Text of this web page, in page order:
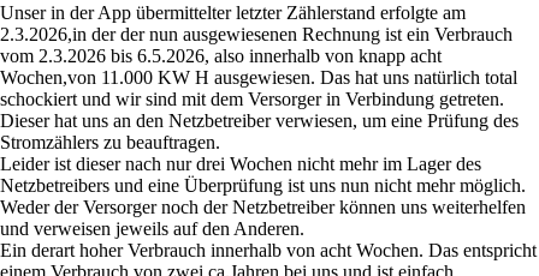
Unser in der App übermittelter letzter Zählerstand erfolgte am
2.3.2026,in der der nun ausgewiesenen Rechnung ist ein Verbrauch
vom 2.3.2026 bis 6.5.2026, also innerhalb von knapp acht
Wochen,von 11.000 KW H ausgewiesen. Das hat uns natürlich total
schockiert und wir sind mit dem Versorger in Verbindung getreten.
Dieser hat uns an den Netzbetreiber verwiesen, um eine Prüfung des
Stromzählers zu beauftragen.
Leider ist dieser nach nur drei Wochen nicht mehr im Lager des
Netzbetreibers und eine Überprüfung ist uns nun nicht mehr möglich.
Weder der Versorger noch der Netzbetreiber können uns weiterhelfen
und verweisen jeweils auf den Anderen.
Ein derart hoher Verbrauch innerhalb von acht Wochen. Das entspricht
einem Verbrauch von zwei ca.Jahren bei uns und ist einfach